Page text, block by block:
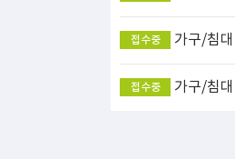
가구/침대
접수중
가구/침대
접수중